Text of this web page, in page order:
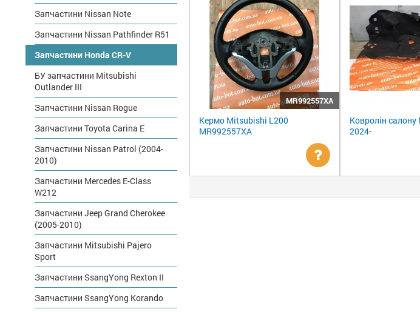
MR992557XA
Кермо Mitsubishi L200
MR992557XA
Уточнити
ціну
Ковролін
2024-
Запчастини Nissan Note
Запчастини Nissan Pathfinder R51
Запчастини Honda CR-V
БУ запчастини Mitsubishi
Outlander III
Запчастини Nissan Rogue
Запчастини Toyota Carina E
Запчастини Nissan Patrol (2004-
2010)
Запчастини Mercedes E-Class
W212
Запчастини Jeep Grand Cherokee
(2005-2010)
Запчастини Mitsubishi Pajero
Sport
Запчастини SsangYong Rexton II
Запчастини SsangYong Korando